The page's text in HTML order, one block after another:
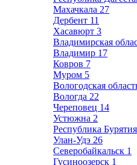
Махачкала 27
Дербент 11
Хасавюрт 3
Владимирская
Владимир 17
Ковров 7
Муром 5
Вологодская
Вологда 22
Череповец 14
Устюжна 2
Республика Бурятия
Улан-Удэ 26
Северобайкальск 1
Гусиноозерск 1